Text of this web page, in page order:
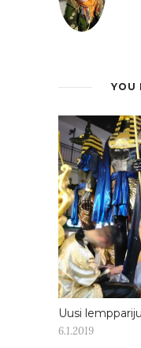
YOU
Uusi
6.1.2019